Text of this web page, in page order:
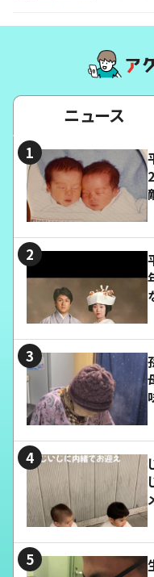
ニュース